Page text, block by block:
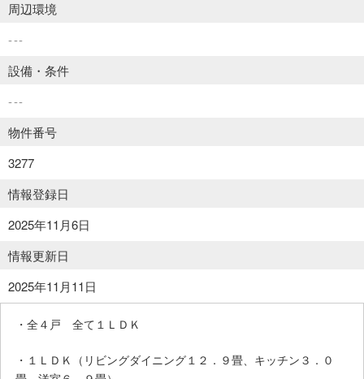
周辺環境
---
設備・条件
---
物件番号
3277
情報登録日
2025年11月6日
情報更新日
2025年11月11日
・全４戸 全て１ＬＤＫ
・１ＬＤＫ（リビングダイニング１２．９畳、キッチン３．０